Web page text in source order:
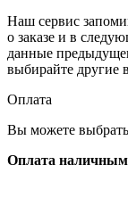
Наш сервис
о заказе и в
данные
выбирайте другие
Оплата
Вы можете
Оплата